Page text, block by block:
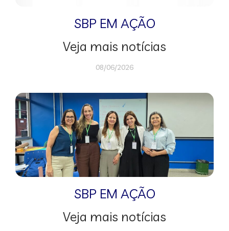
SBP EM AÇÃO
Veja mais notícias
08/06/2026
SBP EM AÇÃO
Veja mais notícias